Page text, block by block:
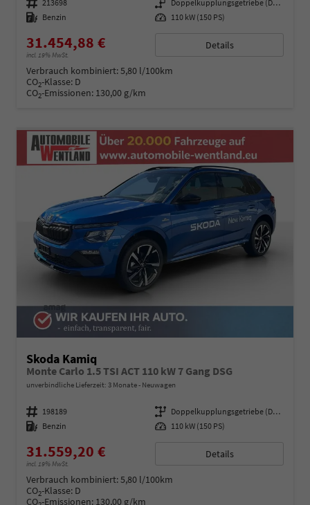
Fahrzeugnummer 213698 Getriebe
Doppelkupplungsgetriebe (DSG)
Kraftstoff Benzin Leistung 110 kW (150 PS)
31.454,88 €
incl. 19% MwSt.
Details
Verbrauch kombiniert:5,80 l/100km
CO2-Klasse: D
CO2-Emissionen: 130,00 g/km
Skoda Kamiq
Monte Carlo 1.5 TSI ACT 110 kW 7 Gang DSG
unverbindliche Lieferzeit: 3 Monate Neuwagen
Fahrzeugnummer 198189 Getriebe
Doppelkupplungsgetriebe (DSG)
Kraftstoff Benzin Leistung 110 kW (150 PS)
31.559,20 €
incl. 19% MwSt.
Details
Verbrauch kombiniert:5,80 l/100km
CO2-Klasse: D
CO -Emissionen: 130,00 g/km